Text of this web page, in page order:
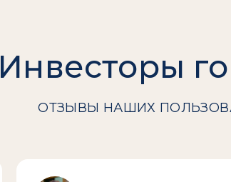
Инвесторы
ОТЗЫВЫ НАШИХ